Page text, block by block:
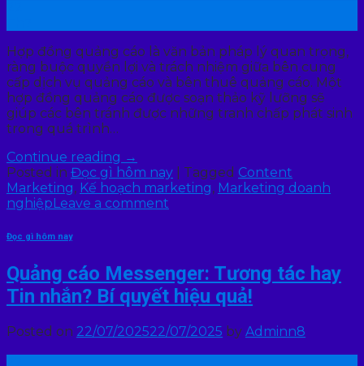
Hợp đồng quảng cáo là văn bản pháp lý quan trọng,
ràng buộc quyền lợi và trách nhiệm giữa bên cung
cấp dịch vụ quảng cáo và bên thuê quảng cáo. Một
hợp đồng quảng cáo được soạn thảo kỹ lưỡng sẽ
giúp các bên tránh được những tranh chấp phát sinh
trong quá trình…
Continue reading →
Posted in Đọc gì hôm nay Tagged Content
Marketing, Kế hoạch marketing, Marketing doanh
nghiệpLeave a comment
Đọc gì hôm nay
Quảng cáo Messenger: Tương tác hay
Tin nhắn? Bí quyết hiệu quả!
Posted on 22/07/202522/07/2025 by Adminn8